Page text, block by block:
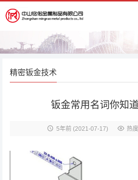
精密钣金技术
钣金常用名词你知道
5年前(2021-07-17) 热